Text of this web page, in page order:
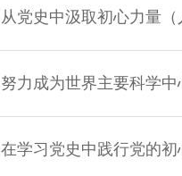
从党史中汲取初心力量（
努力成为世界主要科学
在学习党史中践行党的初